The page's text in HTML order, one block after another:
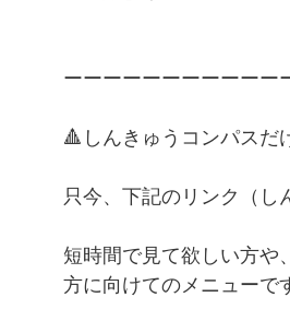
ーーーーーーーーーーー
🔺しんきゅうコンパスだ
只今、下記のリンク（し
短時間で見て欲しい方や
方に向けてのメニューで